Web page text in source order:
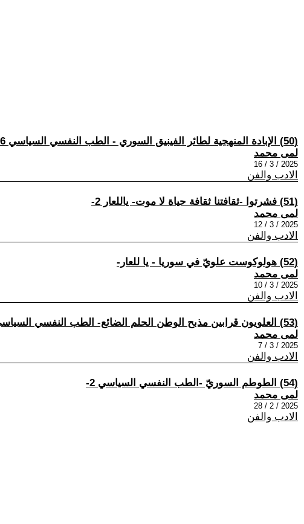
(50) الإبادة المنهجية لطائر الفينيق السوري - الطب النفسي السياسي 6-
لمى محمد
2025 / 3 / 16
الادب والفن
(51) فشرتوا -ثقافتنا ثقافة حياة لا موت- ياللعار 2-
لمى محمد
2025 / 3 / 12
الادب والفن
(52) هولوكوست علويّ في سوريا - يا للعار-
لمى محمد
2025 / 3 / 10
الادب والفن
(53) العلويون قرابين مذبح الوطن الحلم الضائع- الطب النفسي السياسي 3-
لمى محمد
2025 / 3 / 7
الادب والفن
(54) الطوطم السوريّ -الطب النفسي السياسي 2-
لمى محمد
2025 / 2 / 28
الادب والفن